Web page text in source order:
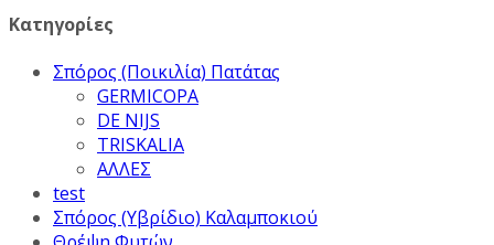
Κατηγορίες
Σπόρος (Ποικιλία) Πατάτας
GERMICOPA
DE NIJS
TRISKALIA
ΑΛΛΕΣ
test
Σπόρος (Υβρίδιο) Καλαμποκιού